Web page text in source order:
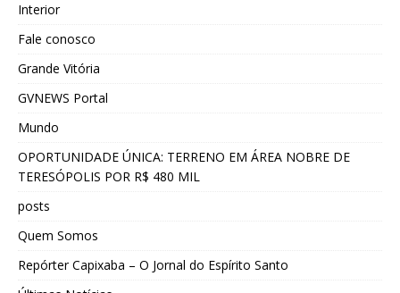
Interior
Fale conosco
Grande Vitória
GVNEWS Portal
Mundo
OPORTUNIDADE ÚNICA: TERRENO EM ÁREA NOBRE DE
TERESÓPOLIS POR R$ 480 MIL
posts
Quem Somos
Repórter Capixaba – O Jornal do Espírito Santo